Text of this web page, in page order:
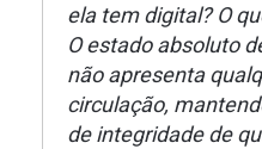
ela tem digital? O
O estado absoluto
não apresenta
circulação,
de integridade de